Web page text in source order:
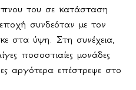
του σε κατάσταση
συνδεόταν με τον
στα ύψη. Στη συνέχεια,
ποσοστιαίες μονάδες
αργότερα επέστρεψε στο